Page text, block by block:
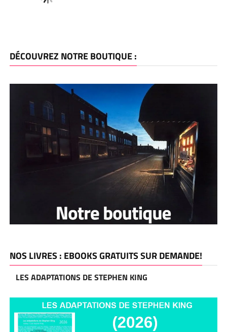
DÉCOUVREZ NOTRE BOUTIQUE :
NOS LIVRES : EBOOKS GRATUITS SUR DEMANDE!
LES ADAPTATIONS DE STEPHEN KING